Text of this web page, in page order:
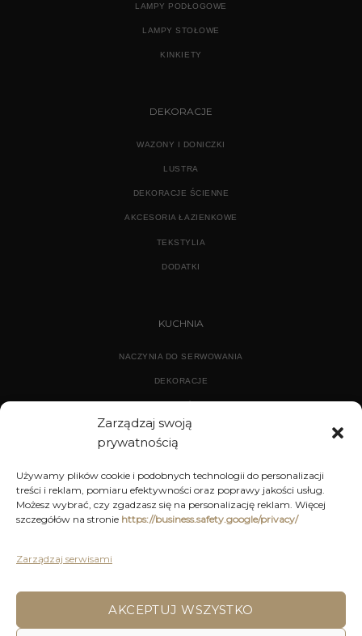
Zarządzaj swoją
prywatnością
Używamy plików cookie i podobnych technologii do personalizacji
treści i reklam, pomiaru efektywności oraz poprawy jakości usług.
Możesz wybrać, czy zgadzasz się na personalizację reklam. Więcej
szczegółów na stronie https://business.safety.google/privacy/
Zarządzaj serwisami
AKCEPTUJ WSZYSTKO
LAMPY PODŁOGOWE
LAMPY STOŁOWE
KINKIETY
DEKORACJE
WAZONY I DONICZKI
LUSTRA
DEKORACJE ŚCIENNE
AKCESORIA ŁAZIENKOWE
TEKSTYLIA
DODATKI
KUCHNIA
NACZYNIA DO SERWOWANIA
DEKORACJE
DEKORACJE
KUCHNIA